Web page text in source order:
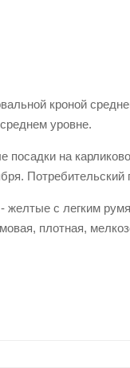
кроной
уровне.
на
Потребительский
желтые с легким
плотная,